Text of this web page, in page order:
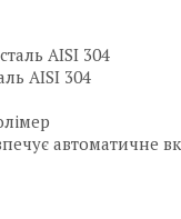
AISI 304
AISI 304
автоматичне